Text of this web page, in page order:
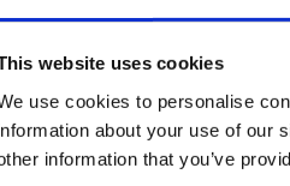
website uses cookies
use cookies to personalise
about your use of our
information that you’ve